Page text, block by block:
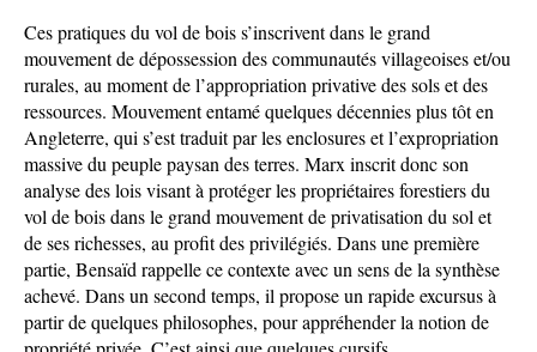
Ces pratiques du vol de bois s’inscrivent dans le grand
mouvement de dépossession des communautés villageoises et/ou
rurales, au moment de l’appropriation privative des sols et des
ressources. Mouvement entamé quelques décennies plus tôt en
Angleterre, qui s’est traduit par les enclosures et l’expropriation
massive du peuple paysan des terres. Marx inscrit donc son
analyse des lois visant à protéger les propriétaires forestiers du
vol de bois dans le grand mouvement de privatisation du sol et
de ses richesses, au profit des privilégiés. Dans une première
partie, Bensaïd rappelle ce contexte avec un sens de la synthèse
achevé. Dans un second temps, il propose un rapide excursus à
partir de quelques philosophes, pour appréhender la notion de